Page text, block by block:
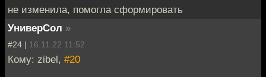
не изменила, помогла сформировать
УниверСол »
#24 | 16.11.22 11:52
Кому: zibel, #20